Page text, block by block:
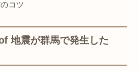
コツ
地震が群馬で発生した